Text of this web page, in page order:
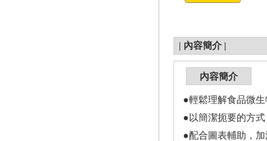
| 內容簡介 |
內容簡介
●輕鬆理解食品微
●以簡潔扼要的方
●配合圖表輔助，